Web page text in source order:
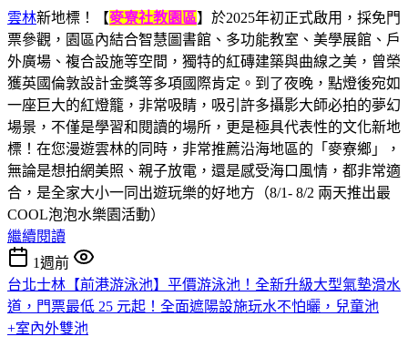
雲林新地標！【麥寮社教園區】於2025年初正式啟用，採免門
票參觀，園區內結合智慧圖書館、多功能教室、美學展館、戶
外廣場、複合設施等空間，獨特的紅磚建築與曲線之美，曾榮
獲英國倫敦設計金獎等多項國際肯定。到了夜晚，點燈後宛如
一座巨大的紅燈籠，非常吸睛，吸引許多攝影大師必拍的夢幻
場景，不僅是學習和閱讀的場所，更是極具代表性的文化新地
標！在您漫遊雲林的同時，非常推薦沿海地區的「麥寮鄉」，
無論是想拍網美照、親子放電，還是感受海口風情，都非常適
合，是全家大小一同出遊玩樂的好地方（8/1- 8/2 兩天推出最
COOL泡泡水樂園活動）
繼續閱讀
1週前
台北士林【前港游泳池】平價游泳池！全新升級大型氣墊滑水
道，門票最低 25 元起！全面遮陽設施玩水不怕曬，兒童池
+室內外雙池